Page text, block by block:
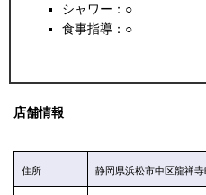
シャワー：○
食事指導：○
店舗情報
住所 静岡県浜松市中区龍禅